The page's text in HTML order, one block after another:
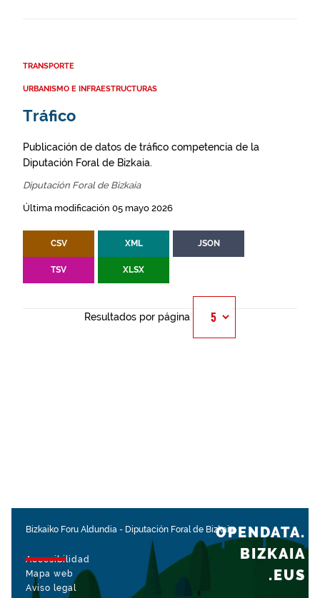
TRANSPORTE
URBANISMO E INFRAESTRUCTURAS
Tráfico
Publicación de datos de tráfico competencia de la
Diputación Foral de Bizkaia.
Diputación Foral de Bizkaia
Última modificación 05 mayo 2026
CSV XML JSON
TSV XLSX
Resultados por página
Bizkaiko Foru Aldundia - Diputación Foral de Bizkaia
Accesibilidad
Mapa web
Aviso legal
OPENDATA.
BIZKAIA
.EUS